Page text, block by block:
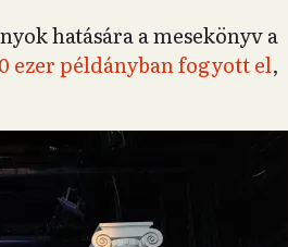
hatására a mesekönyv a
ezer példányban fogyott el,